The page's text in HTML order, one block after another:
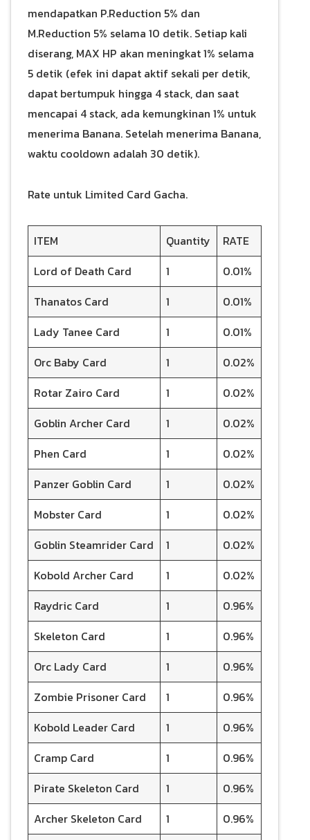
mendapatkan P.Reduction 5% dan
M.Reduction 5% selama 10 detik. Setiap kali
diserang, MAX HP akan meningkat 1% selama
5 detik (efek ini dapat aktif sekali per detik,
dapat bertumpuk hingga 4 stack, dan saat
mencapai 4 stack, ada kemungkinan 1% untuk
menerima Banana. Setelah menerima Banana,
waktu cooldown adalah 30 detik).
Rate untuk Limited Card Gacha.
ITEM Quantity
RATE
Lord of Death Card
1
0.01%
Thanatos Card
1
0.01%
Lady Tanee Card
1
0.01%
Orc Baby Card
1
0.02%
Rotar Zairo Card
1
0.02%
Goblin Archer Card
1
0.02%
Phen Card
1
0.02%
Panzer Goblin Card
1
0.02%
Mobster Card
1
0.02%
Goblin Steamrider Card
1
0.02%
Kobold Archer Card
1
0.02%
Raydric Card
1
0.96%
Skeleton Card
1
0.96%
Orc Lady Card
1
0.96%
Zombie Prisoner Card
1
0.96%
Kobold Leader Card
1
0.96%
Cramp Card
1
0.96%
Pirate Skeleton Card
1
0.96%
Archer Skeleton Card
1
0.96%